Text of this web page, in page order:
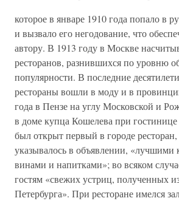
которое в январе 1910 года попало в
и вызвало его негодование, что
автору. В 1913 году в Москве
ресторанов, разнившихся по уровню
популярности. В последние
рестораны вошли в моду и в
года в Пензе на углу Московской и
в доме купца Кошелева при
был открыт первый в городе
указывалось в объявлении, «лучшими
винами и напитками»; во всяком
гостям «свежих устриц, полученных
Петербурга». При ресторане имелся